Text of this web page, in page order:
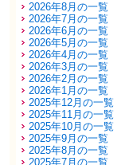
2026年8月の一覧
2026年7月の一覧
2026年6月の一覧
2026年5月の一覧
2026年4月の一覧
2026年3月の一覧
2026年2月の一覧
2026年1月の一覧
2025年12月の一覧
2025年11月の一覧
2025年10月の一覧
2025年9月の一覧
2025年8月の一覧
2025年7月の一覧